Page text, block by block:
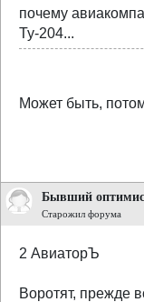
почему
Ту-204...
Может быть,
Бывший
Старожил форума
2 АвиаторЪ
Воротят, прежде